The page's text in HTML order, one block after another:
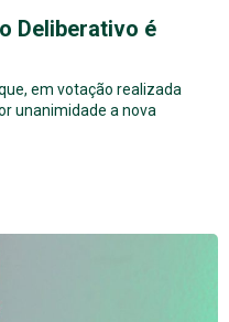
Deliberativo é
em votação realizada
unanimidade a nova